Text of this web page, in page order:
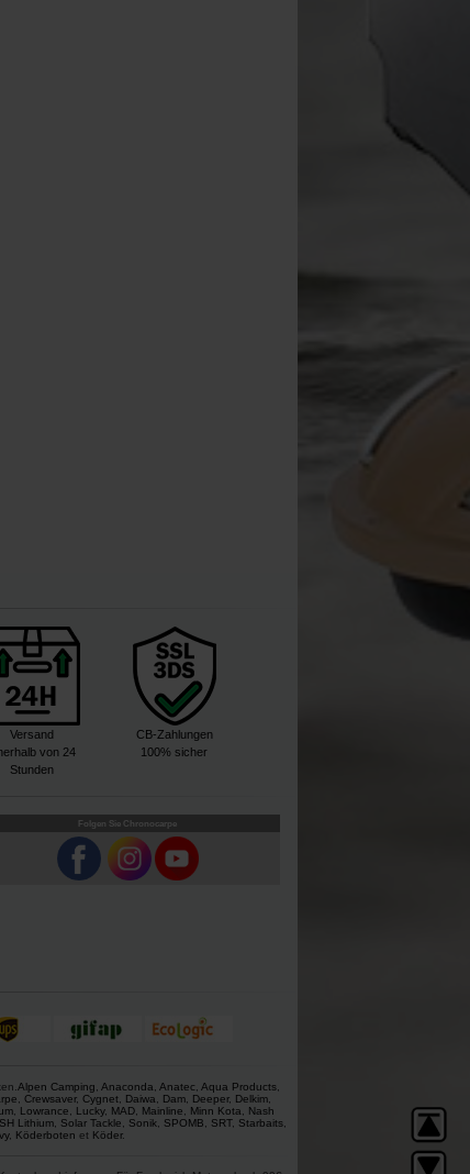
Versand
von 24
Stunden
CB-Zahlungen
100% sicher
Folgen Sie Chronocarpe
Alpen Camping Anaconda Anatec Aqua Products,
Crewsaver, Cygnet, Daiwa Dam, Deeper, Delkim,
, Lowrance Lucky, MAD, Mainline Minn Kota
Nash
SH Lithium, Solar Tackle Sonik, SPOMB SRT, Starbaits,
, Köderboten et Köder.